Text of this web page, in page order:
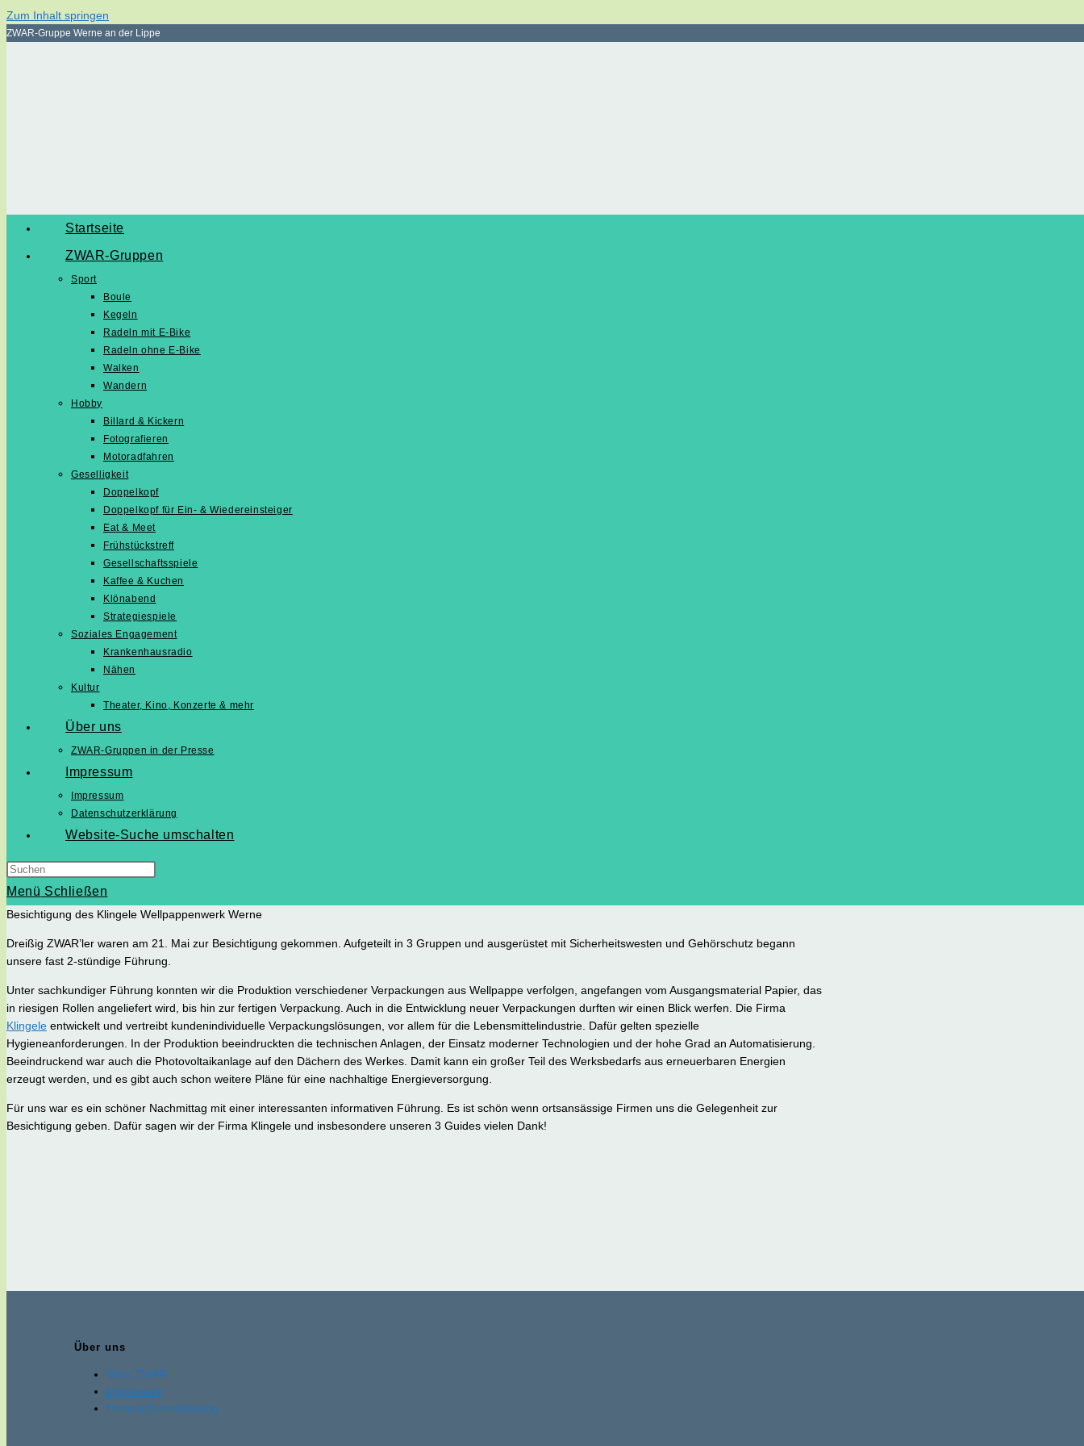
Zum Inhalt springen
ZWAR-Gruppe Werne an der Lippe
Startseite
ZWAR-Gruppen
Sport
Boule
Kegeln
Radeln mit E-Bike
Radeln ohne E-Bike
Walken
Wandern
Hobby
Billard & Kickern
Fotografieren
Motoradfahren
Geselligkeit
Doppelkopf
Doppelkopf für Ein- & Wiedereinsteiger
Eat & Meet
Frühstückstreff
Gesellschaftsspiele
Kaffee & Kuchen
Klönabend
Strategiespiele
Soziales Engagement
Krankenhausradio
Nähen
Kultur
Theater, Kino, Konzerte & mehr
Über uns
ZWAR-Gruppen in der Presse
Impressum
Impressum
Datenschutzerklärung
Website-Suche umschalten
Menü Schließen
Besichtigung des Klingele Wellpappenwerk Werne
Dreißig ZWAR’ler waren am 21. Mai zur Besichtigung gekommen. Aufgeteilt in 3 Gruppen und ausgerüstet mit Sicherheitswesten und Gehörschutz begann
unsere fast 2-stündige Führung.
Unter sachkundiger Führung konnten wir die Produktion verschiedener Verpackungen aus Wellpappe verfolgen, angefangen vom Ausgangsmaterial Papier, das
in riesigen Rollen angeliefert wird, bis hin zur fertigen Verpackung. Auch in die Entwicklung neuer Verpackungen durften wir einen Blick werfen. Die Firma
Klingele entwickelt und vertreibt kundenindividuelle Verpackungslösungen, vor allem für die Lebensmittelindustrie. Dafür gelten spezielle
Hygieneanforderungen. In der Produktion beeindruckten die technischen Anlagen, der Einsatz moderner Technologien und der hohe Grad an Automatisierung.
Beeindruckend war auch die Photovoltaikanlage auf den Dächern des Werkes. Damit kann ein großer Teil des Werksbedarfs aus erneuerbaren Energien
erzeugt werden, und es gibt auch schon weitere Pläne für eine nachhaltige Energieversorgung.
Für uns war es ein schöner Nachmittag mit einer interessanten informativen Führung. Es ist schön wenn ortsansässige Firmen uns die Gelegenheit zur
Besichtigung geben. Dafür sagen wir der Firma Klingele und insbesondere unseren 3 Guides vielen Dank!
Über uns
Über ZWAR
Impressum
Datenschutzerklärung